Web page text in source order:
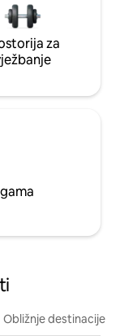
za
Obližnje destinacije